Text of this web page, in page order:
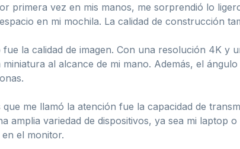
primera vez en mis manos, me sorprendió lo
en mi mochila. La calidad de construcción
la calidad de imagen. Con una resolución 4K y
al alcance de mi mano. Además, el
me llamó la atención fue la capacidad de
amplia variedad de dispositivos, ya sea mi laptop
el monitor.